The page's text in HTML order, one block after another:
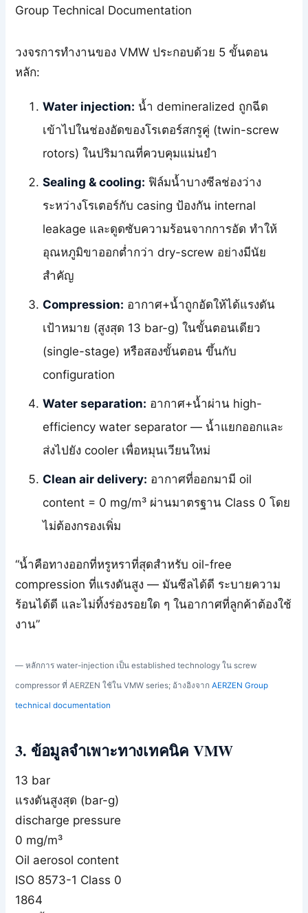
Group Technical Documentation
วงจรการทำงานของ VMW ประกอบด้วย 5 ขั้นตอน
หลัก:
Water injection: น้ำ demineralized ถูกฉีด
เข้าไปในช่องอัดของโรเตอร์สกรูคู่ (twin-screw
rotors) ในปริมาณที่ควบคุมแม่นยำ
Sealing & cooling: ฟิล์มน้ำบางซีลช่องว่าง
ระหว่างโรเตอร์กับ casing ป้องกัน internal
leakage และดูดซับความร้อนจากการอัด ทำให้
อุณหภูมิขาออกต่ำกว่า dry-screw อย่างมีนัย
สำคัญ
Compression: อากาศ+น้ำถูกอัดให้ได้แรงดัน
เป้าหมาย (สูงสุด 13 bar-g) ในขั้นตอนเดียว
(single-stage) หรือสองขั้นตอน ขึ้นกับ
configuration
Water separation: อากาศ+น้ำผ่าน high-
efficiency water separator — น้ำแยกออกและ
ส่งไปยัง cooler เพื่อหมุนเวียนใหม่
Clean air delivery: อากาศที่ออกมามี oil
content = 0 mg/m³ ผ่านมาตรฐาน Class 0 โดย
ไม่ต้องกรองเพิ่ม
“น้ำคือทางออกที่หรูหราที่สุดสำหรับ oil-free
compression ที่แรงดันสูง — มันซีลได้ดี ระบายความ
ร้อนได้ดี และไม่ทิ้งร่องรอยใด ๆ ในอากาศที่ลูกค้าต้องใช้
งาน”
— หลักการ water-injection เป็น established technology ใน screw
compressor ที่ AERZEN ใช้ใน VMW series; อ้างอิงจากAERZEN Group
technical documentation
3. ข้อมูลจำเพาะทางเทคนิค VMW
13 bar
แรงดันสูงสุด (bar-g)
discharge pressure
0 mg/m³
Oil aerosol content
ISO 8573-1 Class 0
1864